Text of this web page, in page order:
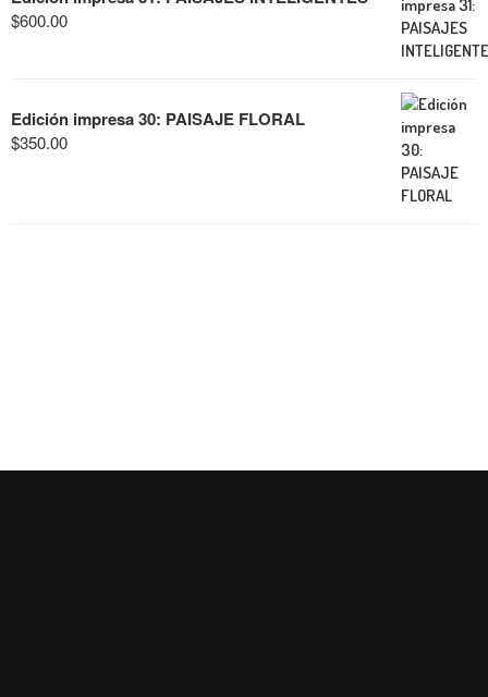
$600.00
Edición impresa 30: PAISAJE FLORAL
$350.00